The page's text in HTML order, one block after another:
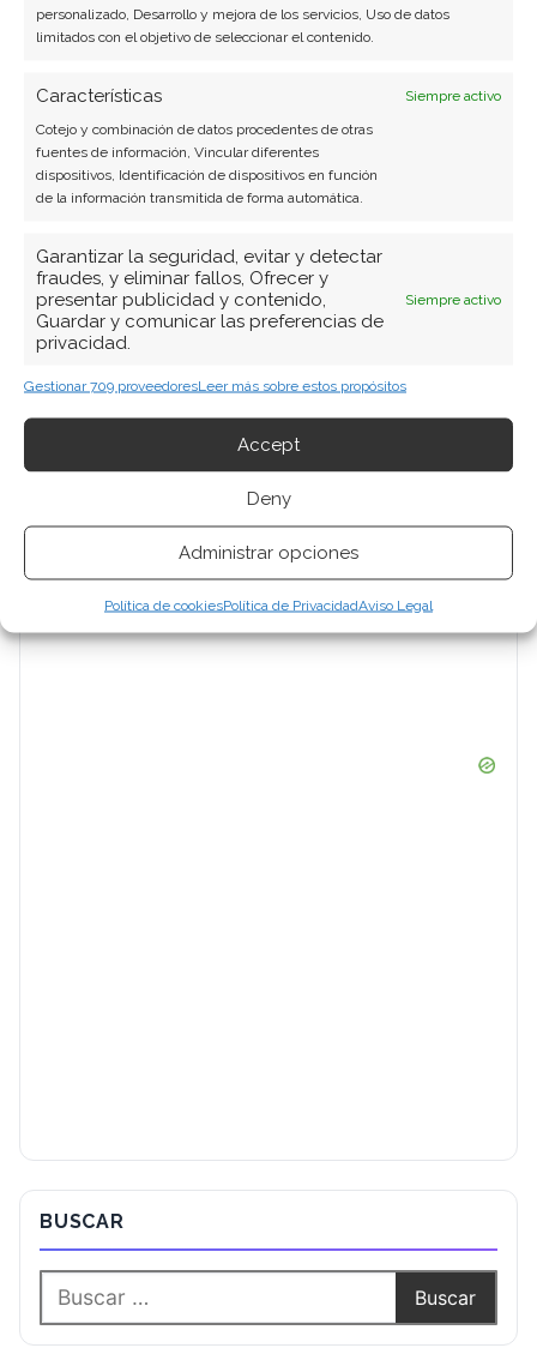
personalizado, Desarrollo y mejora de los servicios, Uso de datos
limitados con el objetivo de seleccionar el contenido.
Características
Siempre activo
Cotejo y combinación de datos procedentes de otras
fuentes de información, Vincular diferentes
dispositivos, Identificación de dispositivos en función
de la información transmitida de forma automática.
Garantizar la seguridad, evitar y detectar
fraudes, y eliminar fallos, Ofrecer y
presentar publicidad y contenido,
Guardar y comunicar las preferencias de
privacidad.
Siempre activo
Gestionar 709 proveedoresLeer más sobre estos propósitos
Accept
Deny
Administrar opciones
Política de cookiesPolítica de PrivacidadAviso Legal
Miguel Ángel Torres Díaz
Periodista de tecnología especializado en
videojuegos, realidad virtual y tendencias de
consumo digital. Más de 10 años cubriendo la
Ver todos los artículos →
BUSCAR